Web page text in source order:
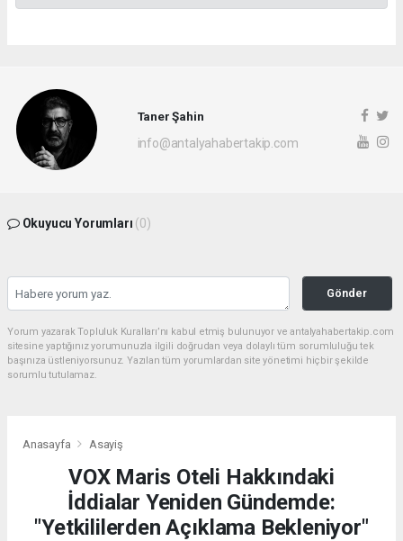
Taner Şahin
info@antalyahabertakip.com
Okuyucu Yorumları (0)
Gönder
Yorum yazarak Topluluk Kuralları’nı kabul etmiş bulunuyor ve antalyahabertakip.com
sitesine yaptığınız yorumunuzla ilgili doğrudan veya dolaylı tüm sorumluluğu tek
başınıza üstleniyorsunuz. Yazılan tüm yorumlardan site yönetimi hiçbir şekilde
sorumlu tutulamaz.
Anasayfa Asayiş
VOX Maris Oteli Hakkındaki
İddialar Yeniden Gündemde:
"Yetkililerden Açıklama Bekleniyor"